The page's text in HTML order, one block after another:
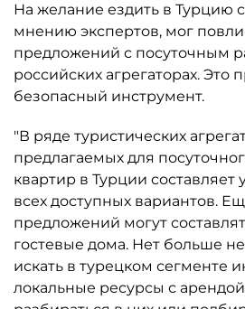
На желание ездить в Турцию
мнению экспертов, мог
предложений с посуточным
российских агрегаторах. Это
безопасный инструмент.
"В ряде туристических
предлагаемых для
квартир в Турции составляет
всех доступных вариантов.
предложений могут
гостевые дома. Нет больше
искать в турецком сегменте
локальные ресурсы с